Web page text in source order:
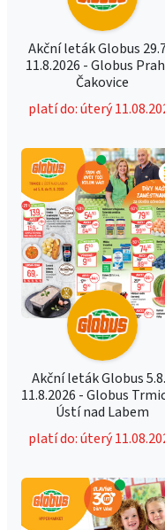
Akční leták Globus
11.8.2026 - Globus
Čakovice
platí do: úterý
Akční leták Globus
11.8.2026 - Globus
Ústí nad Labem
platí do: úterý